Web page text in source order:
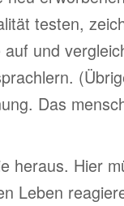
testen,
auf und
Das
heraus. Hier
Leben